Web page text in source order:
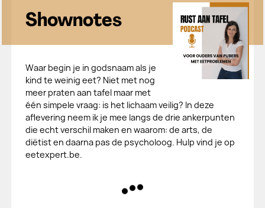
Shownotes
Waar begin je in godsnaam als je
kind te weinig eet? Niet met nog
meer praten aan tafel maar met
één simpele vraag: is het lichaam veilig? In deze
aflevering neem ik je mee langs de drie ankerpunten
die echt verschil maken en waarom: de arts, de
diëtist en daarna pas de psycholoog. Hulp vind je op
eetexpert.be.